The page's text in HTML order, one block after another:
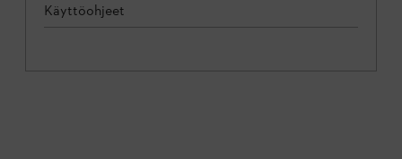
Käyttöohjeet